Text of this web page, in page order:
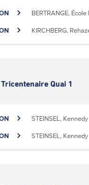
BERTRANGE,
KIRCHBERG,
Quai 1
STEINSEL, Kennedy
STEINSEL, Kennedy